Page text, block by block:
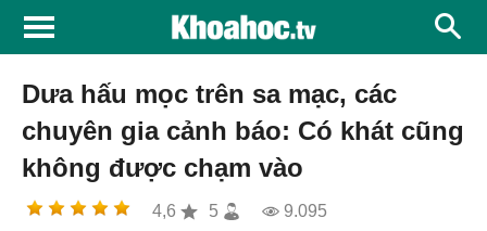
Dưa hấu mọc trên sa mạc, các
chuyên gia cảnh báo: Có khát cũng
không được chạm vào
4,6 5 9.095